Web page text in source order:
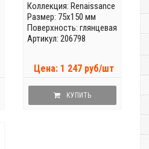
Коллекция: Renaissance
Размер: 75x150 мм
Поверхность: глянцевая
Артикул: 206798
Цена: 1 247 руб/шт
КУПИТЬ